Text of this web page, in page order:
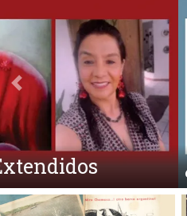
¿Qué es la Ecpatía?
Anterior